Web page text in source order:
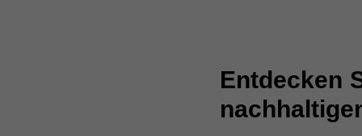
Entdecken